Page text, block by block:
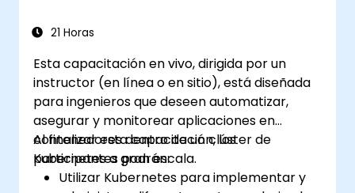
modernas de contenedores y resolver
desarrollo y producción.
21 Horas
Esta capacitación en vivo, dirigida por un
instructor (en línea o en sitio), está diseñada
para ingenieros que deseen automatizar,
asegurar y monitorear aplicaciones en
contenedores dentro de un clúster de
Kubernetes a gran escala.
Al finalizar esta capacitación, los
participantes podrán:
Utilizar Kubernetes para implementar y